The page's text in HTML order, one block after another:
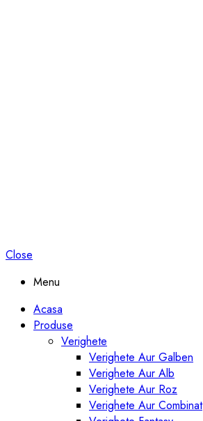
Close
Menu
Acasa
Produse
Verighete
Verighete Aur Galben
Verighete Aur Alb
Verighete Aur Roz
Verighete Aur Combinat